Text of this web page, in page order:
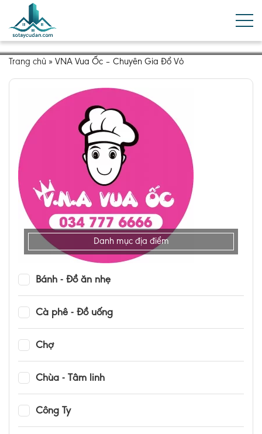
Trang chủ » VNA Vua Ốc – Chuyên Gia Đổ Vỏ
Danh mục địa điểm
Bánh - Đồ ăn nhẹ
Cà phê - Đồ uống
Chợ
Chùa - Tâm linh
Công Ty